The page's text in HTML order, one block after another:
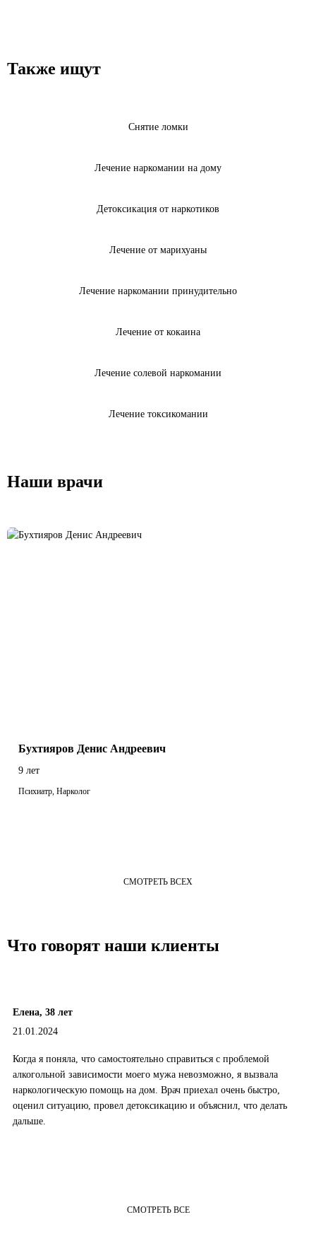
Также ищут
Снятие ломки
Лечение наркомании на дому
Детоксикация от наркотиков
Лечение от марихуаны
Лечение наркомании принудительно
Лечение от кокаина
Лечение солевой наркомании
Лечение токсикомании
Наши врачи
Бухтияров Денис Андреевич
9 лет
Психиатр, Нарколог
СМОТРЕТЬ ВСЕХ
Что говорят наши клиенты
Елена, 38 лет
21.01.2024
Когда я поняла, что самостоятельно справиться с проблемой
алкогольной зависимости моего мужа невозможно, я вызвала
наркологическую помощь на дом. Врач приехал очень быстро,
оценил ситуацию, провел детоксикацию и объяснил, что делать
дальше.
СМОТРЕТЬ ВСЕ